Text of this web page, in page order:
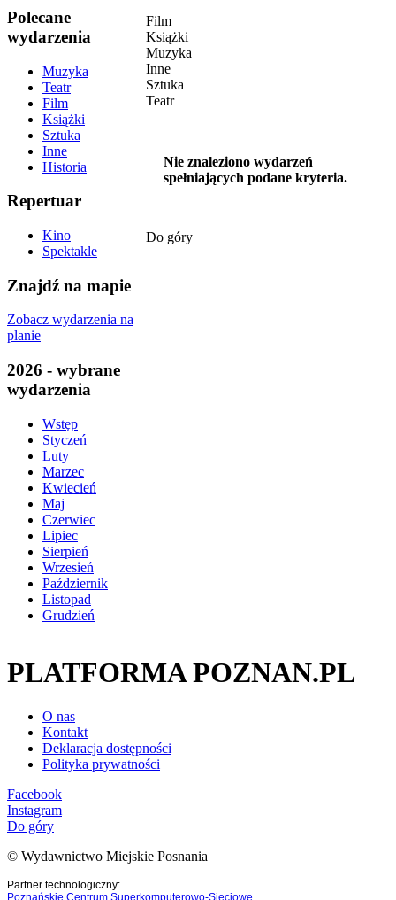
Polecane
wydarzenia
Muzyka
Teatr
Film
Książki
Sztuka
Inne
Historia
Repertuar
Kino
Spektakle
Znajdź na mapie
Zobacz wydarzenia na
planie
2026 - wybrane
wydarzenia
Wstęp
Styczeń
Luty
Marzec
Kwiecień
Maj
Czerwiec
Lipiec
Sierpień
Wrzesień
Październik
Listopad
Grudzień
Film
Książki
Muzyka
Inne
Sztuka
Teatr
Nie znaleziono wydarzeń
spełniających podane kryteria.
Do góry
PLATFORMA POZNAN.PL
O nas
Kontakt
Deklaracja dostępności
Polityka prywatności
Facebook
Instagram
Do góry
© Wydawnictwo Miejskie Posnania
Partner technologiczny:
Poznańskie Centrum Superkomputerowo-Sieciowe